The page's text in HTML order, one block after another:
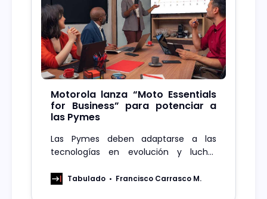
Motorola lanza “Moto Essentials
for Business” para potenciar a
las Pymes
Las Pymes deben adaptarse a las
tecnologías en evolución y luchar
por una protección frente a las
Tabulado Francisco Carrasco M.